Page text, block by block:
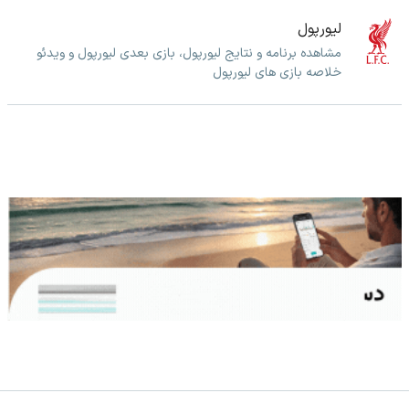
لیورپول
مشاهده برنامه و نتایج لیورپول، بازی بعدی لیورپول و ویدئو
خلاصه بازی های لیورپول